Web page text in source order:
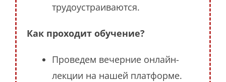
трудоустраиваются.
Как проходит обучение?
Проведем вечерние онлайн-
лекции на нашей платформе.